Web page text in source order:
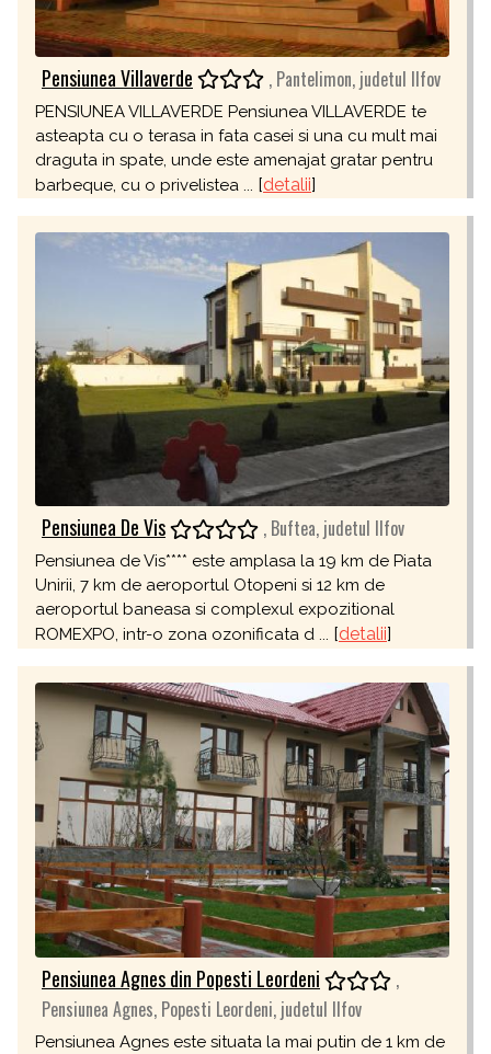
Pensiunea Villaverde , Pantelimon, judetul Ilfov
PENSIUNEA VILLAVERDE Pensiunea VILLAVERDE te
asteapta cu o terasa in fata casei si una cu mult mai
draguta in spate, unde este amenajat gratar pentru
barbeque, cu o privelistea ... [detalii]
Pensiunea De Vis , Buftea, judetul Ilfov
Pensiunea de Vis**** este amplasa la 19 km de Piata
Unirii, 7 km de aeroportul Otopeni si 12 km de
aeroportul baneasa si complexul expozitional
ROMEXPO, intr-o zona ozonificata d ... [detalii]
Pensiunea Agnes din Popesti Leordeni
,
Pensiunea Agnes, Popesti Leordeni, judetul Ilfov
Pensiunea Agnes este situata la mai putin de 1 km de